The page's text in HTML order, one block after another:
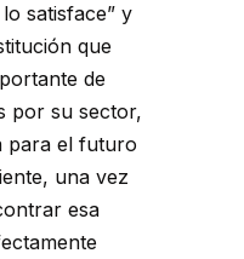
satisface” y
que
de
por su sector,
para el futuro
una vez
esa